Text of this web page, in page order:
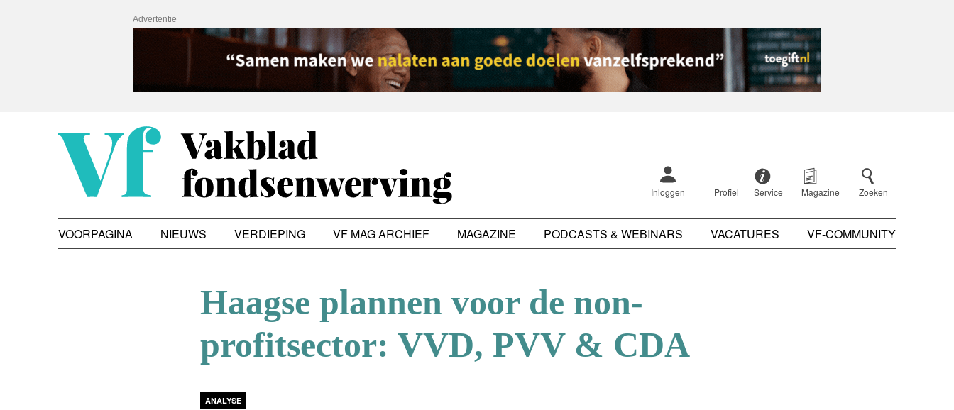
Advertentie
Inloggen Profiel Service Magazine Zoeken
VOORPAGINA NIEUWS VERDIEPING VF MAG ARCHIEF MAGAZINE PODCASTS & WEBINARS VACATURES VF-COMMUNITY
Haagse plannen voor de non-
profitsector: VVD, PVV & CDA
ANALYSE